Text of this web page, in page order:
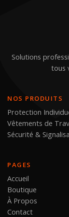
Solutions
tous
NOS PRODUITS
Protection
Vêtements de
Sécurité &
PAGES
Accueil
Boutique
À Propos
Contact